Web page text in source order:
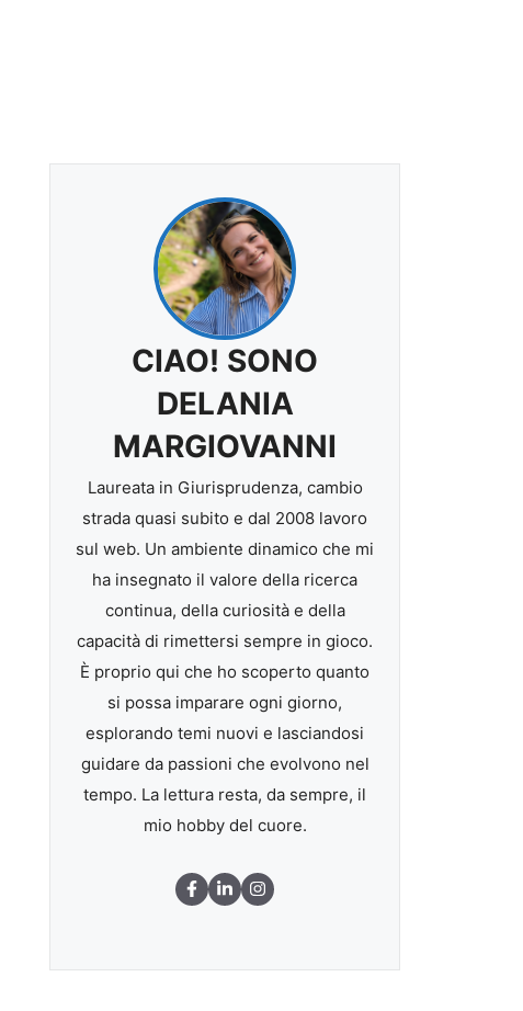
CIAO! SONO
DELANIA
MARGIOVANNI
Laureata in Giurisprudenza, cambio
strada quasi subito e dal 2008 lavoro
sul web. Un ambiente dinamico che mi
ha insegnato il valore della ricerca
continua, della curiosità e della
capacità di rimettersi sempre in gioco.
È proprio qui che ho scoperto quanto
si possa imparare ogni giorno,
esplorando temi nuovi e lasciandosi
guidare da passioni che evolvono nel
tempo. La lettura resta, da sempre, il
mio hobby del cuore.